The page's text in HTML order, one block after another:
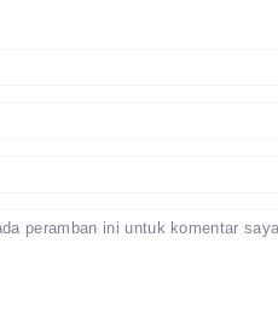
peramban ini untuk komentar